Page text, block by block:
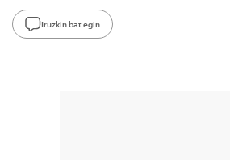
Iruzkin bat egin